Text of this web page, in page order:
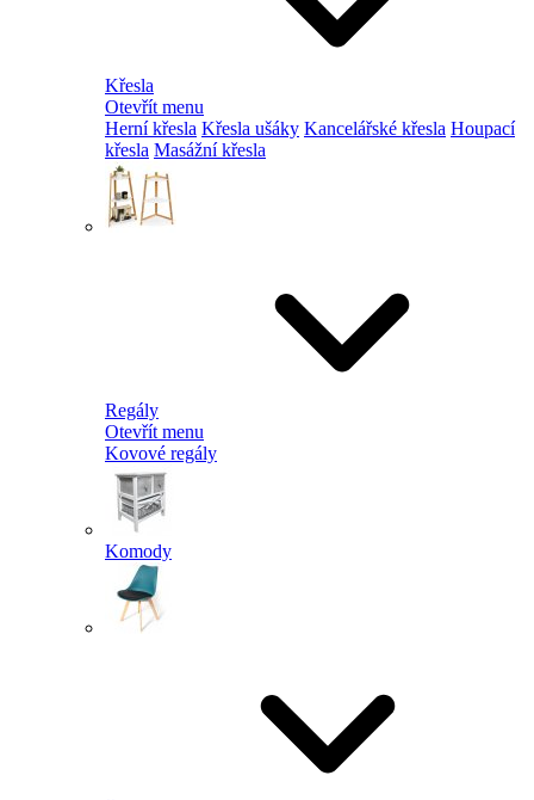
Křesla
Otevřít menu
Herní křesla Křesla ušáky Kancelářské křesla Houpací
křesla Masážní křesla
Regály
Otevřít menu
Kovové regály
Komody